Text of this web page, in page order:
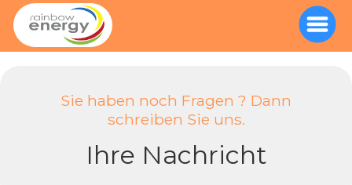
//Übergang Safari Bug //snippet2 - googletag
Sie haben noch Fragen ? Dann
schreiben Sie uns.
Ihre Nachricht